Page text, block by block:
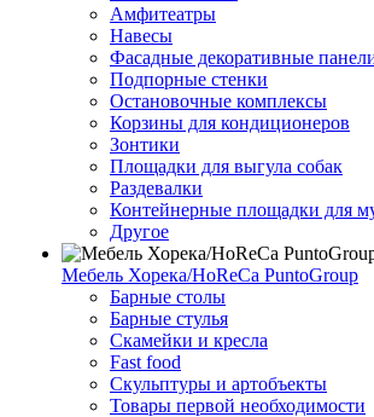
Амфитеатры
Навесы
Фасадные декоративные
Подпорные стенки
Остановочные комплексы
Корзины для кондиционеров
Зонтики
Площадки для выгула собак
Раздевалки
Контейнерные площадки для
Другое
Мебель Хорека/HoReCa PuntoGroup
Барные столы
Барные стулья
Скамейки и кресла
Fast food
Скульптуры и артобъекты
Товары первой необходимости